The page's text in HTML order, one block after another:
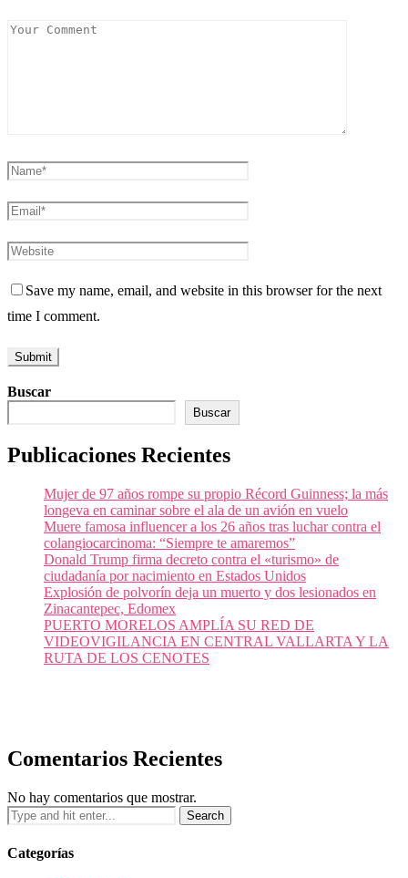
Save my name, email, and website in this browser for the next
time I comment.
Buscar
Buscar
Publicaciones Recientes
Mujer de 97 años rompe su propio Récord Guinness; la más
longeva en caminar sobre el ala de un avión en vuelo
Muere famosa influencer a los 26 años tras luchar contra el
colangiocarcinoma: “Siempre te amaremos”
Donald Trump firma decreto contra el «turismo» de
ciudadanía por nacimiento en Estados Unidos
Explosión de polvorín deja un muerto y dos lesionados en
Zinacantepec, Edomex
PUERTO MORELOS AMPLÍA SU RED DE
VIDEOVIGILANCIA EN CENTRAL VALLARTA Y LA
RUTA DE LOS CENOTES
Comentarios Recientes
No hay comentarios que mostrar.
Categorías